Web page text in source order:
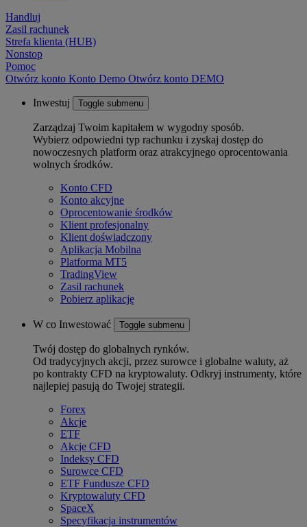
Handluj
Zasil rachunek
Strefa klienta (HUB)
Nonstop
Pomoc
Otwórz konto Konto Demo Otwórz konto DEMO
Inwestuj Toggle submenu
Zarządzaj Twoim kapitałem w wygodny sposób.
Wybierz odpowiedni typ rachunku i zyskaj dostęp do
nowoczesnych platform oraz atrakcyjnego oprocentowania
wolnych środków.
Konto CFD
Konto akcyjne
Oprocentowanie środków
Klient profesjonalny
Klient doświadczony
Aplikacja Mobilna
Platforma MT5
TradingView
Zasil rachunek
Pobierz aplikację
W co Inwestować Toggle submenu
Twój dostęp do globalnych rynków.
Od tradycyjnych akcji, przez surowce i globalne waluty, aż
po kontrakty CFD na kryptowaluty. Odkryj instrumenty, które
najlepiej pasują do Twojej strategii.
Forex
Akcje
ETF
Akcje CFD
Indeksy CFD
Surowce CFD
ETF Fundusze CFD
Kryptowaluty CFD
SpaceX
Specyfikacja instrumentów